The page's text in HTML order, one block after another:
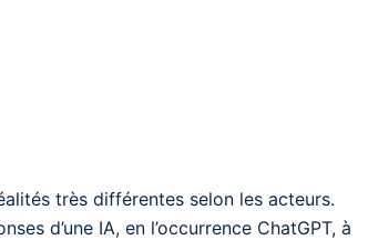
très différentes selon les acteurs.
d’une IA, en l’occurrence ChatGPT, à